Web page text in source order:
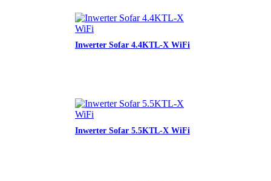
Inwerter Sofar 4.4KTL-X WiFi
Inwerter Sofar 5.5KTL-X WiFi